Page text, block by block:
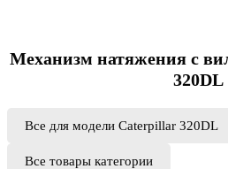
Механизм натяжения с
320DL
Все для модели Caterpillar 320DL
Все товары категории